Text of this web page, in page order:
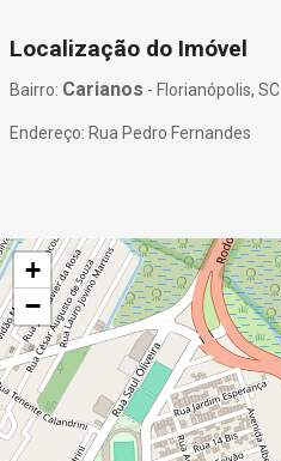
Localização do Imóvel
Bairro: Carianos - Florianópolis, SC
Endereço: Rua Pedro Fernandes
+
−